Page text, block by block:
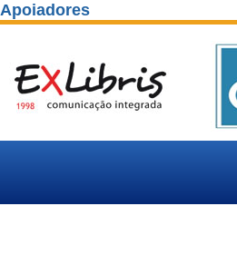
Apoiadores